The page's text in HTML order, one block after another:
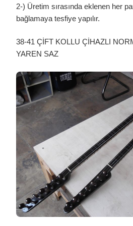
2-) Üretim sırasında eklenen her
bağlamaya tesfiye yapılır.
38-41 ÇİFT KOLLU ÇİHAZLI
YAREN SAZ